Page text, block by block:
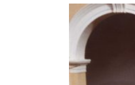
FINES
EL PATRONATO: